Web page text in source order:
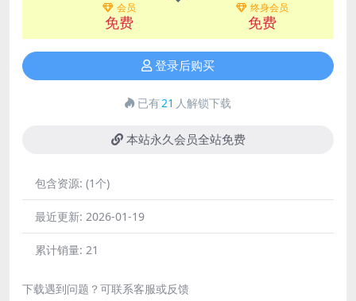
会员
免费
终身会员
免费
登录后购买
已有21 人解锁下载
本站永久会员全站免费
包含资源: (1个)
最近更新: 2026-01-19
累计销量: 21
下载遇到问题？可联系客服或反馈